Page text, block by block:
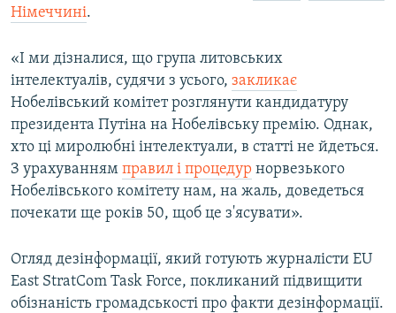
Німеччині.
«І ми дізналися, що група литовських
інтелектуалів, судячи з усього, закликає
Нобелівський комітет розглянути кандидатуру
президента Путіна на Нобелівську премію. Однак,
хто ці миролюбні інтелектуали, в статті не йдеться.
З урахуванням правил і процедур норвезького
Нобелівського комітету нам, на жаль, доведеться
почекати ще років 50, щоб це з'ясувати».
Огляд дезінформації, який готують журналісти EU
East StratCom Task Force, покликаний підвищити
обізнаність громадськості про факти дезінформації.